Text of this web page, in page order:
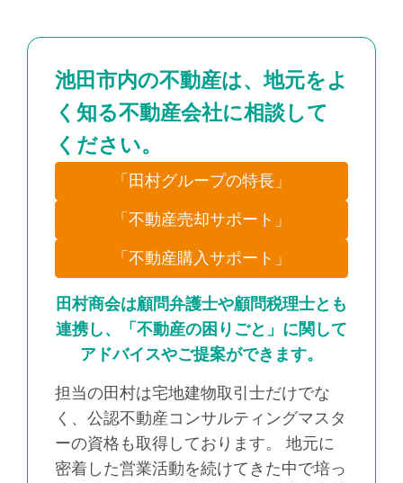
池田市内の不動産は、地元をよ
く知る不動産会社に相談して
ください。
「田村グループの特長」
「不動産売却サポート」
「不動産購入サポート」
田村商会は顧問弁護士や顧問税理士とも
連携し、「不動産の困りごと」に関して
アドバイスやご提案ができます。
担当の田村は宅地建物取引士だけでな
く、公認不動産コンサルティングマスタ
ーの資格も取得しております。 地元に
密着した営業活動を続けてきた中で培っ